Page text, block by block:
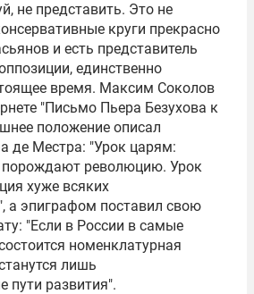
не представить. Это не
круги прекрасно
и есть представитель
единственно
время. Максим Соколов
"Письмо Пьера Безухова к
положение описал
де Местра: "Урок царям:
порождают революцию. Урок
хуже всяких
а эпиграфом поставил свою
"Если в России в самые
номенклатурная
лишь
пути развития".